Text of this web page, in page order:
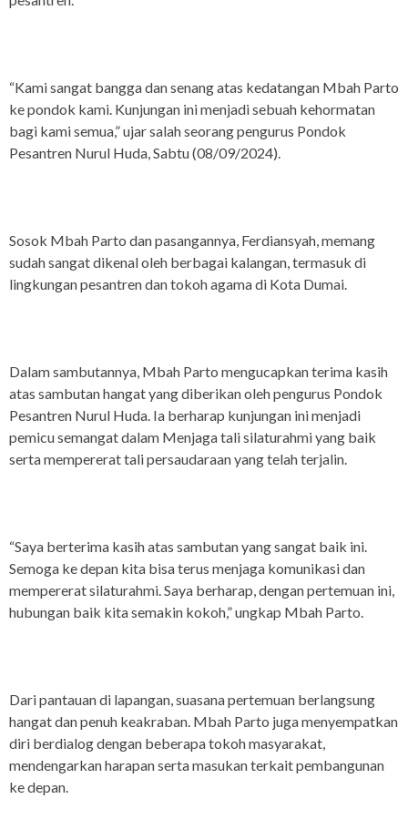
“Kami sangat bangga dan senang atas kedatangan Mbah Parto
ke pondok kami. Kunjungan ini menjadi sebuah kehormatan
bagi kami semua,” ujar salah seorang pengurus Pondok
Pesantren Nurul Huda, Sabtu (08/09/2024).
Sosok Mbah Parto dan pasangannya, Ferdiansyah, memang
sudah sangat dikenal oleh berbagai kalangan, termasuk di
lingkungan pesantren dan tokoh agama di Kota Dumai.
Dalam sambutannya, Mbah Parto mengucapkan terima kasih
atas sambutan hangat yang diberikan oleh pengurus Pondok
Pesantren Nurul Huda. Ia berharap kunjungan ini menjadi
pemicu semangat dalam Menjaga tali silaturahmi yang baik
serta mempererat tali persaudaraan yang telah terjalin.
“Saya berterima kasih atas sambutan yang sangat baik ini.
Semoga ke depan kita bisa terus menjaga komunikasi dan
mempererat silaturahmi. Saya berharap, dengan pertemuan ini,
hubungan baik kita semakin kokoh,” ungkap Mbah Parto.
Dari pantauan di lapangan, suasana pertemuan berlangsung
hangat dan penuh keakraban. Mbah Parto juga menyempatkan
diri berdialog dengan beberapa tokoh masyarakat,
mendengarkan harapan serta masukan terkait pembangunan
ke depan.